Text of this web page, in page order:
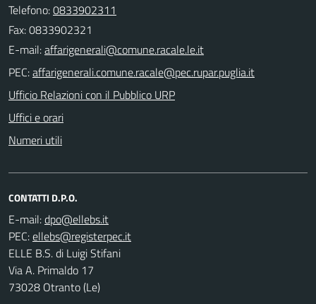
Telefono:0833902311
Fax: 0833902321
E-mail:
PEC:
Ufficio Relazioni con il Pubblico URP
Uffici e orari
Numeri utili
CONTATTI D.P.O.
E-mail:
PEC:
ELLE B.S. di Luigi Stifani
Via A. Primaldo 17
73028 Otranto (Le)